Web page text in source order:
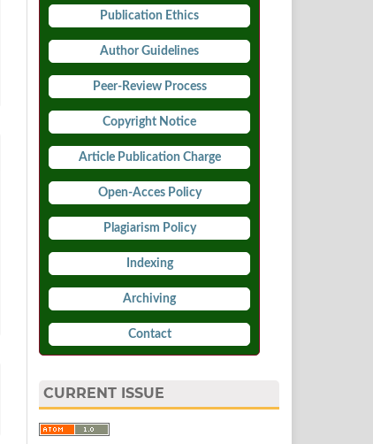
Publication Ethics
Author Guidelines
Peer-Review Process
Copyright Notice
Article Publication Charge
Open-Acces Policy
Plagiarism Policy
Indexing
Archiving
Contact
CURRENT ISSUE